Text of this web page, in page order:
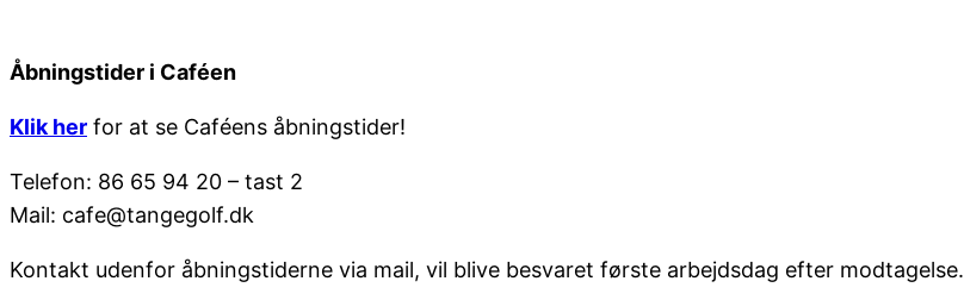
Åbningstider i Caféen
Klik her for at se Caféens åbningstider!
Telefon: 86 65 94 20 – tast 2
Mail: cafe@tangegolf.dk
Kontakt udenfor åbningstiderne via mail, vil blive besvaret første arbejdsdag efter modtagelse.